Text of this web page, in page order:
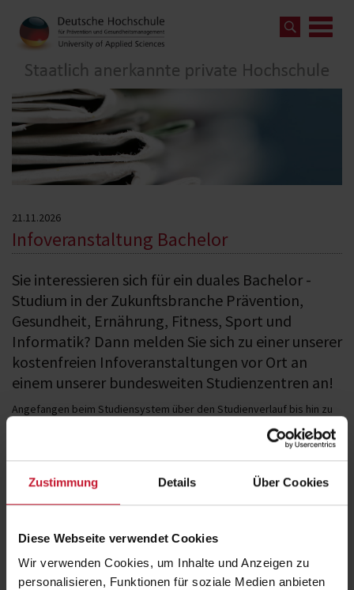
Zustimmung Details Über Cookies
Diese Webseite verwendet Cookies
Wir verwenden Cookies, um Inhalte und Anzeigen zu
personalisieren, Funktionen für soziale Medien anbieten
21.11.2026
Infoveranstaltung Bachelor
Sie interessieren sich für ein duales Bachelor -
Studium in der Zukunftsbranche Prävention,
Gesundheit, Ernährung, Fitness, Sport und
Informatik? Dann melden Sie sich zu einer unserer
kostenfreien Infoveranstaltungen vor Ort an
einem unserer bundesweiten Studienzentren an!
Angefangen beim Studiensystem über den Studienverlauf bis hin zu
den Studieninhalten erhalten Sie einen Überblick zu allen wichtigen
Themen rund um das duale Bachelor-Studium an der DHfPG. Auch
Die Infoveranstaltung dauert in der Regel 60 Minuten.